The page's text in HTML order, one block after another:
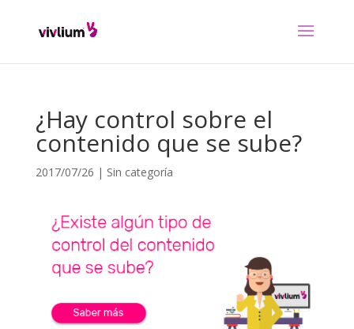
¿Hay control sobre el
contenido que se sube?
2017/07/26 | Sin categoría